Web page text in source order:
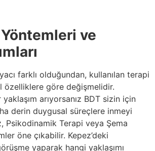
ve
farklı olduğundan, kullanılan terapi
özelliklere göre değişmelidir.
yaklaşım arıyorsanız BDT sizin için
derin duygusal süreçlere inmeyi
Psikodinamik Terapi veya Şema
öne çıkabilir. Kepez’deki
yaparak hangi yaklaşımı